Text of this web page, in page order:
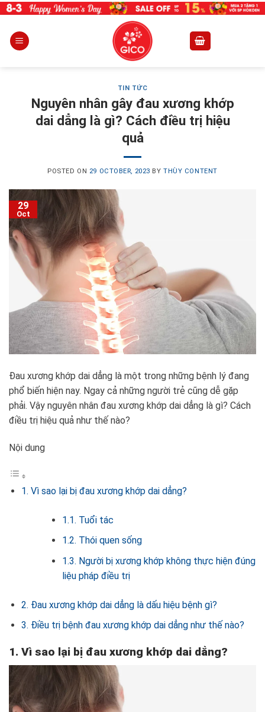
Skip
content
TIN TỨC
Nguyên nhân gây đau xương khớp
dai dẳng là gì? Cách điều trị hiệu
quả
POSTED ON 29 OCTOBER, 2023 BYTHÙY CONTENT
29
Oct
Đau xương khớp dai dẳng là một trong những bệnh lý đang
phổ biến hiện nay. Ngay cả những người trẻ cũng dễ gặp
phải. Vậy nguyên nhân đau xương khớp dai dẳng là gì? Cách
điều trị hiệu quả như thế nào?
Nội dung
1. Vì sao lại bị đau xương khớp dai dẳng?
1.1. Tuổi tác
1.2. Thói quen sống
1.3. Người bị xương khớp không thực hiện đúng
liệu pháp điều trị
2. Đau xương khớp dai dẳng là dấu hiệu bệnh gì?
3. Điều trị bệnh đau xương khớp dai dẳng như thế nào?
1. Vì sao lại bị đau xương khớp dai dẳng?